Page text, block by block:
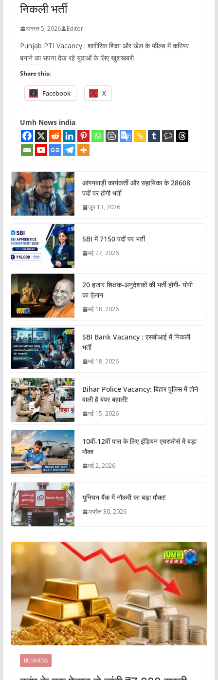
निकली भर्ती
अगस्त 5, 2026 Editor
Punjab PTI Vacancy : शारीरिक शिक्षा और खेल के फील्ड में करियर
बनाने का सपना देख रहे युवाओं के लिए खुशखबरी
Share this:
Facebook X
Umh News india
आंगनबाड़ी कार्यकर्ती और सहायिका के 28608
पदों पर होगी भर्ती
जून 13, 2026
SBI में 7150 पदों पर भर्ती
मई 27, 2026
20 हजार शिक्षक-अनुदेशकों की भर्ती होगी- योगी
का ऐलान
मई 18, 2026
SBI Bank Vacancy : एसबीआई में निकली
भर्ती
मई 18, 2026
Bihar Police Vacancy: बिहार पुलिस में होने
वाली है बंपर बहाली!
मई 15, 2026
10वीं-12वीं पास के लिए इंडियन एयरफोर्स में बड़ा
मौका
मई 2, 2026
यूनियन बैंक में नौकरी का बड़ा मौका!
अप्रैल 30, 2026
BUSINESS